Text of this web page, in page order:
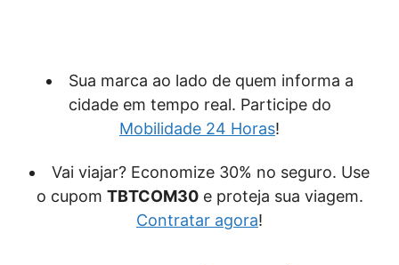
Sua marca ao lado de quem informa a
cidade em tempo real. Participe do
Mobilidade 24 Horas!
Vai viajar? Economize 30% no seguro. Use
o cupom TBTCOM30e proteja sua viagem.
Contratar agora!